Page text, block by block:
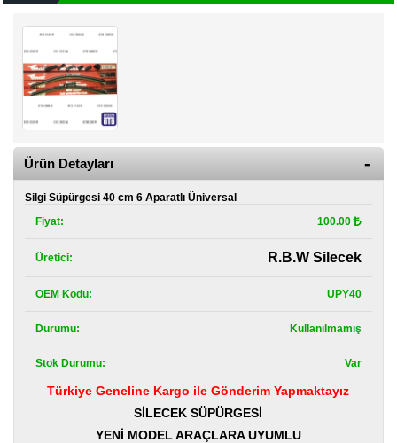
Kategoriler
Renault
Yedek
Parça
Fiat
Parça
TOFAŞ
Yedek
DACIA
Yedek
Romeo
Parça
Ürün Detayları
Silgi Süpürgesi 40 cm 6 Aparatlı Üniversal
Fiyat:
100.00
Üretici: R.B.W Silecek
OEM Kodu: UPY40
Durumu: Kullanılmamış
Stok Durumu: Var
Türkiye Geneline Kargo ile Gönderim Yapmaktayız
SİLECEK SÜPÜRGESİ
YENİ MODEL ARAÇLARA UYUMLU